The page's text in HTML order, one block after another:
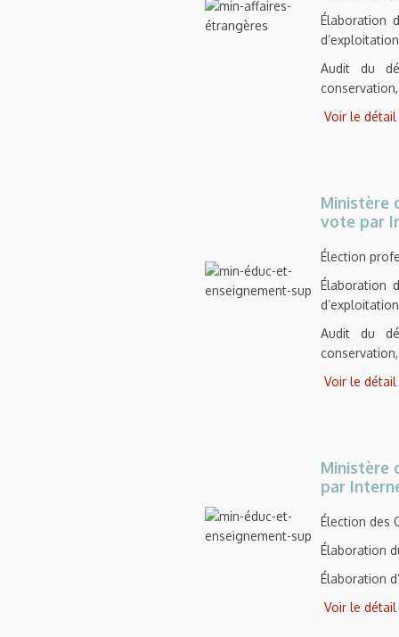
Élaboration
Audit du
Voir le
Ministère
vote par
Élection
Élaboration
Audit du
Voir le
Ministère
par
Élection des
Élaboration
Élaboration
Voir le